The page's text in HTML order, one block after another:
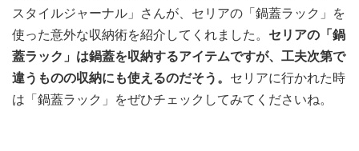
スタイルジャーナル」さんが、セリアの「鍋蓋ラック」を
使った意外な収納術を紹介してくれました。 セリアの「鍋
蓋ラック」は鍋蓋を収納するアイテムですが、工夫次第で
違うものの収納にも使えるのだそう。 セリアに行かれた時
は「鍋蓋ラック」をぜひチェックしてみてくださいね。